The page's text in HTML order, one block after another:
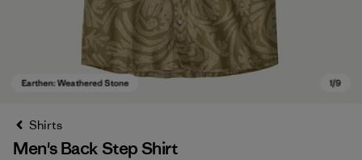
Shirts
Men's Back Step Shirt